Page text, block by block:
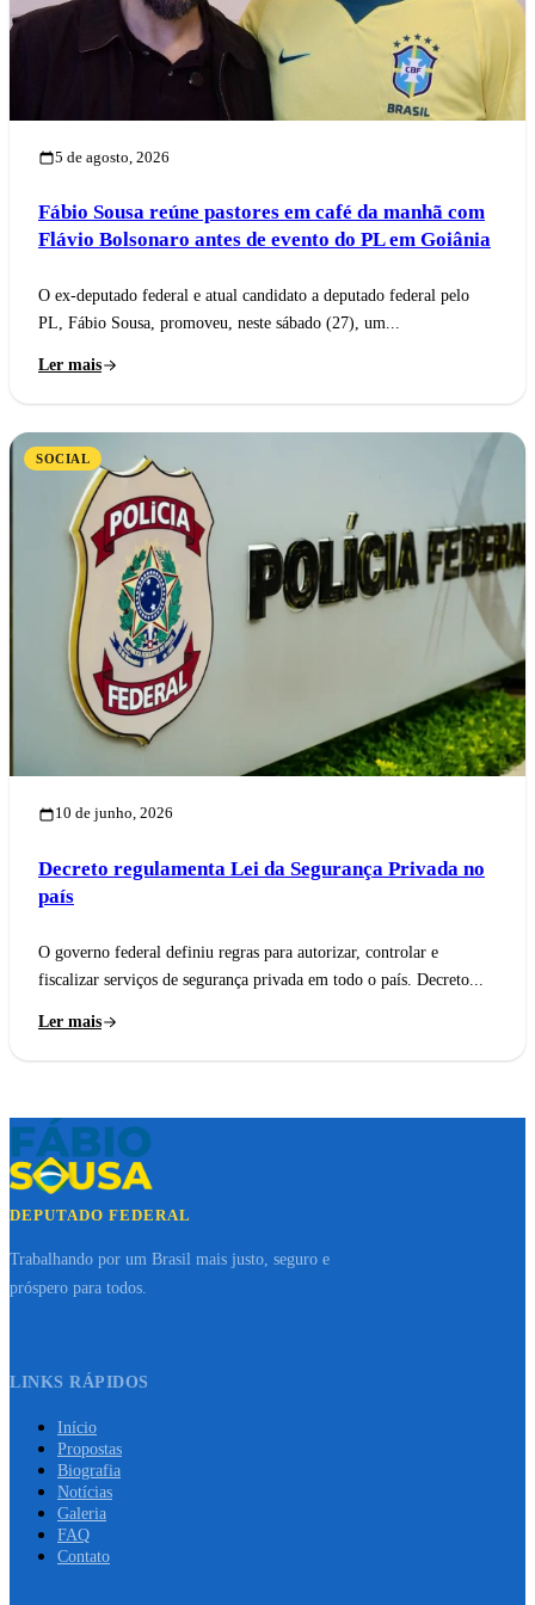
5 de agosto, 2026
Fábio Sousa reúne pastores em café da manhã com
Flávio Bolsonaro antes de evento do PL em Goiânia
O ex-deputado federal e atual candidato a deputado federal pelo
PL, Fábio Sousa, promoveu, neste sábado (27), um...
Ler mais
SOCIAL
10 de junho, 2026
Decreto regulamenta Lei da Segurança Privada no
país
O governo federal definiu regras para autorizar, controlar e
fiscalizar serviços de segurança privada em todo o país. Decreto...
Ler mais
DEPUTADO FEDERAL
Trabalhando por um Brasil mais justo, seguro e
próspero para todos.
LINKS RÁPIDOS
Início
Propostas
Biografia
Notícias
Galeria
FAQ
Contato